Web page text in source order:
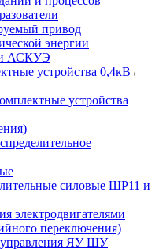
привод
энергии
и АСКУЭ
устройства 0,4кВ
устройства
силовые ШР11 и
электродвигателями
переключения)
ЯУ ШУ